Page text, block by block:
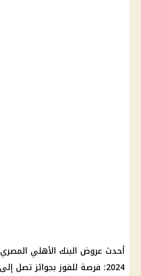
أحدث عروض البنك الأهلي المصري
2024: فرصة للفوز بجوائز تصل إلى 500 ألف جنيه